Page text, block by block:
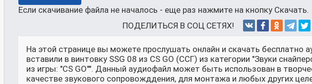
Если скачивание файла не началось - еще раз нажмите на кнопку Скачать.
ПОДЕЛИТЬСЯ В СОЦ СЕТЯХ!
На этой странице вы можете прослушать онлайн и скачать бесплатно
вставили в винтовку SSG 08 из CS GO (ССГ) из категории "Звуки
из игры: "CS GO"". Данный аудиофайл может быть использован в
качестве звукового сопровожддения, для монтажа и любых других